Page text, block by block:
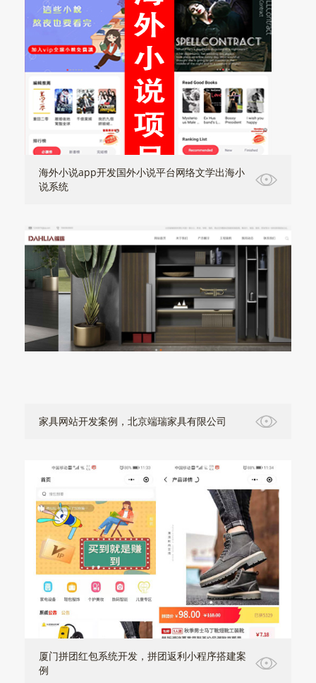
海外小说app开发国外小说平台网络文学出海小
说系统
家具网站开发案例，北京端瑞家具有限公司
厦门拼团红包系统开发，拼团返利小程序搭建案
例